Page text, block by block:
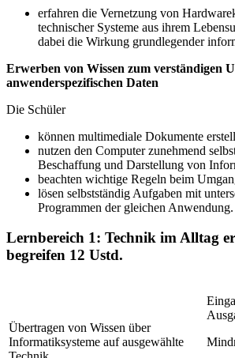
erfahren die Vernetzung von
technischer Systeme aus ihrem
dabei die Wirkung grundlegender
Erwerben von Wissen zum verständigen
anwenderspezifischen Daten
Die Schüler
können multimediale Dokumente
nutzen den Computer zunehmend
Beschaffung und Darstellung von
beachten wichtige Regeln beim
lösen selbstständig Aufgaben mit
Programmen der gleichen Anwendung.
Lernbereich 1: Technik im Alltag
begreifen 12 Ustd.
Übertragen von Wissen über
Informatiksysteme auf ausgewählte